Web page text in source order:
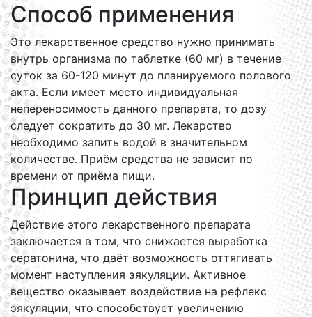
Способ применения
Это лекарственное средство нужно принимать
внутрь организма по таблетке (60 мг) в течение
суток за 60-120 минут до планируемого полового
акта. Если имеет место индивидуальная
непереносимость данного препарата, то дозу
следует сократить до 30 мг. Лекарство
необходимо запить водой в значительном
количестве. Приём средства не зависит по
времени от приёма пищи.
Принцип действия
Действие этого лекарственного препарата
заключается в том, что снижается выработка
сератонина, что даёт возможность оттягивать
момент наступления эякуляции. Активное
вещество оказывает воздействие на рефлекс
эякуляции, что способствует увеличению